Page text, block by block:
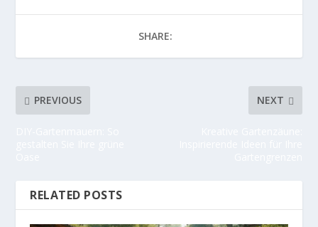
SHARE:
PREVIOUS NEXT
RELATED POSTS